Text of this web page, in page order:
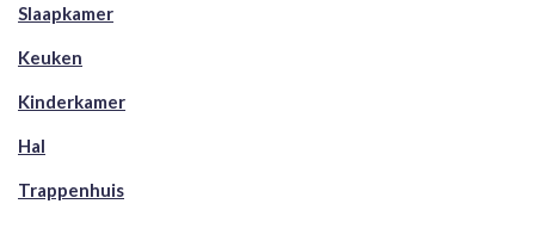
Slaapkamer
Keuken
Kinderkamer
Hal
Trappenhuis